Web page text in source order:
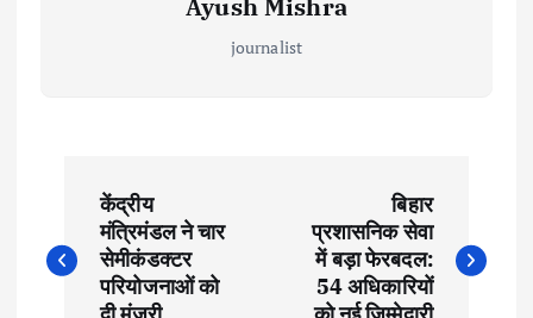
Ayush Mishra
journalist
o
केंद्रीय
मंत्रिमंडल ने चार
सेमीकंडक्टर
परियोजनाओं को
बिहार
प्रशासनिक सेवा
में बड़ा फेरबदल:
54 अधिकारियों